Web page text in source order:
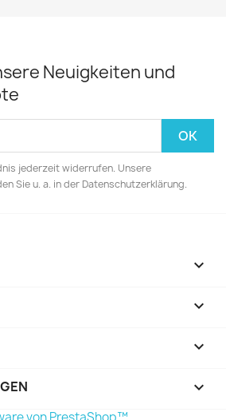
Neuigkeiten und
jederzeit widerrufen. Unsere
Sie u. a. in der Datenschutzerklärung.



keyboard_arrow_down